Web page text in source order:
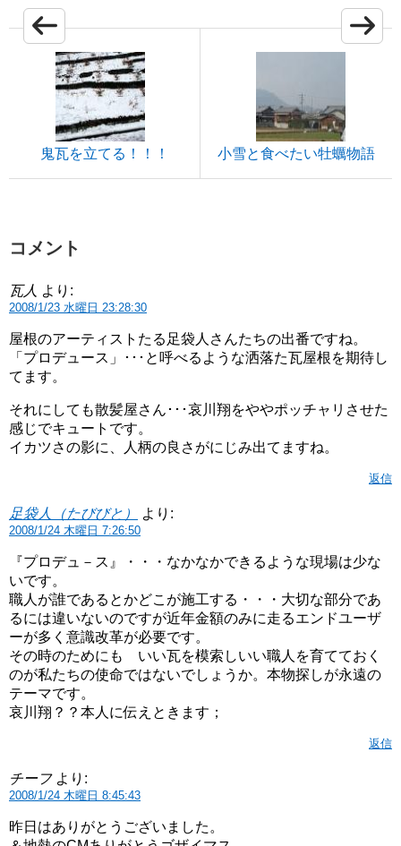
鬼瓦を立てる！！！ 小雪と食べたい牡蠣物語
コメント
瓦人 より:
2008/1/23 水曜日 23:28:30
屋根のアーティストたる足袋人さんたちの出番ですね。
「プロデュース」･･･と呼べるような洒落た瓦屋根を期待し
てます。
それにしても散髪屋さん･･･哀川翔をややポッチャリさせた
感じでキュートです。
イカツさの影に、人柄の良さがにじみ出てますね。
返信
足袋人（たびびと） より:
2008/1/24 木曜日 7:26:50
『プロデュ－ス』・・・なかなかできるような現場は少な
いです。
職人が誰であるとかどこが施工する・・・大切な部分であ
るには違いないのですが近年金額のみに走るエンドユーザ
ーが多く意識改革が必要です。
その時のためにも いい瓦を模索しいい職人を育てておく
のが私たちの使命ではないでしょうか。本物探しが永遠の
テーマです。
哀川翔？？本人に伝えときます；
返信
チーフ より:
2008/1/24 木曜日 8:45:43
昨日はありがとうございました。